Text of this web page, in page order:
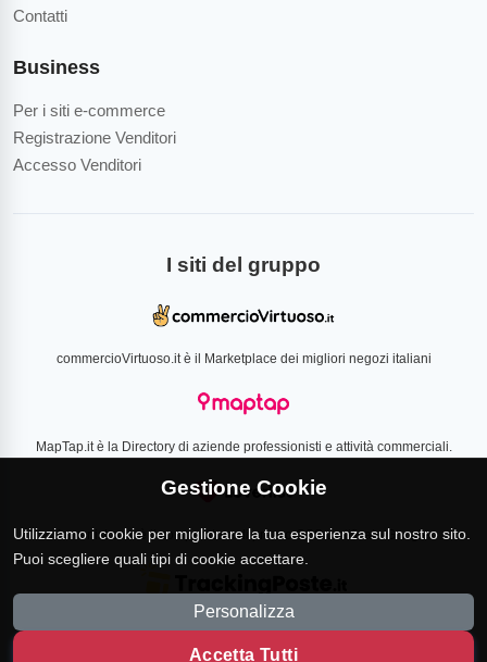
Contatti
Business
Per i siti e-commerce
Registrazione Venditori
Accesso Venditori
I siti del gruppo
commercioVirtuoso.it è il Marketplace dei migliori negozi italiani
MapTap.it è la Directory di aziende professionisti e attività commerciali.
Loverlist.com è il comparatore di prezzo CSS certificato Google
Gestione Cookie
Utilizziamo i cookie per migliorare la tua esperienza sul nostro sito.
Puoi scegliere quali tipi di cookie accettare.
Personalizza
Accetta Tutti